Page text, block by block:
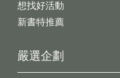
想找好活動
新書特推薦
嚴選企劃